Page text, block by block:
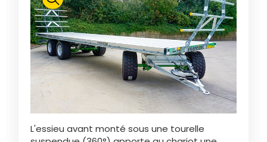
FAN SHOP
PARTS BOOK
Polski
Télécharger la brochure
Italiano
Dansk
L'essieu avant monté sous une tourelle